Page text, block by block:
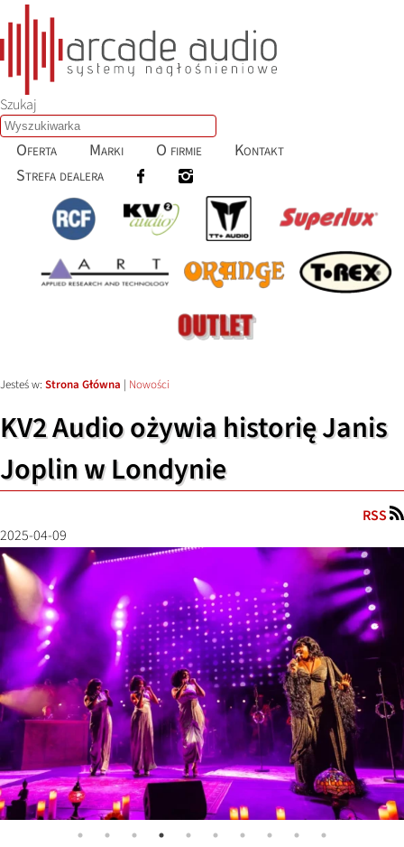
Szukaj
Oferta Marki O firmie
Kontakt
Strefa dealera
Jesteś w: Strona Główna | Nowości
KV2 Audio ożywia historię Janis
Joplin w Londynie
RSS
2025-04-09